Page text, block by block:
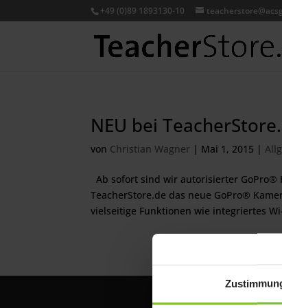
+49 (0)89 1893130-10
NEU bei
von Christian Wagner | Mai 1, 2015 |
Ab sofort sind wir autorisierter GoPro®
TeacherStore.de das neue GoPro®
vielseitige Funktionen wie integriertes